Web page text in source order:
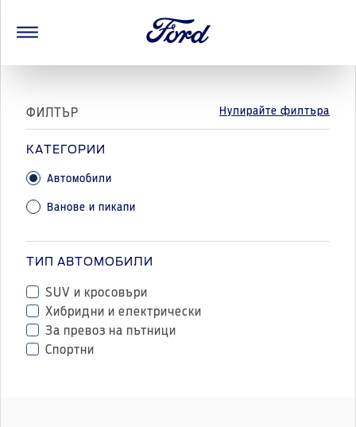
ФИЛТЪР Нулирайте филтъра
КАТЕГОРИИ
Автомобили
Ванове и пикапи
ТИП АВТОМОБИЛИ
SUV и кросовъри
Хибридни и електрически
За превоз на пътници
Спортни